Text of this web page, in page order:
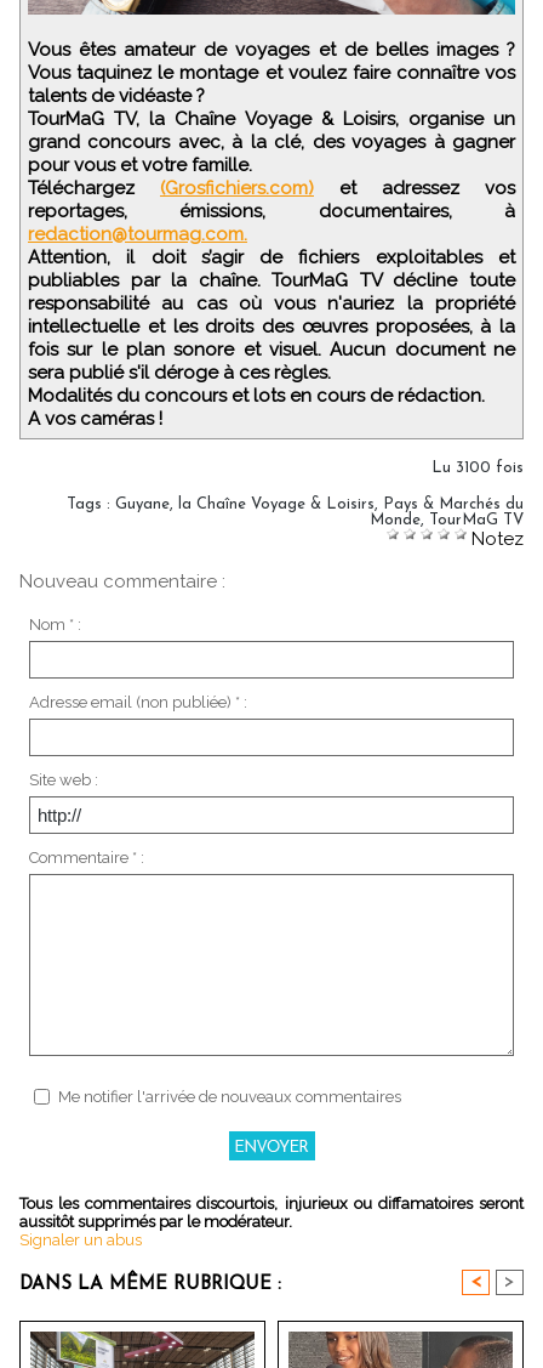
Vous êtes amateur de voyages et de belles images ?
Vous taquinez le montage et voulez faire connaître vos
talents de vidéaste ?
TourMaG TV, la Chaîne Voyage & Loisirs, organise un
grand concours avec, à la clé, des voyages à gagner
pour vous et votre famille.
Téléchargez
(Grosfichiers.com)
et adressez vos
reportages, émissions, documentaires, à
redaction@tourmag.com.
Attention, il doit s’agir de fichiers exploitables et
publiables par la chaîne. TourMaG TV décline toute
responsabilité au cas où vous n'auriez la propriété
intellectuelle et les droits des œuvres proposées, à la
fois sur le plan sonore et visuel. Aucun document ne
sera publié s'il déroge à ces règles.
Modalités du concours et lots en cours de rédaction.
A vos caméras !
Lu 3100 fois
Tags : Guyane, la Chaîne Voyage & Loisirs,
Pays & Marchés du
Monde, TourMaG TV
Notez
Nouveau commentaire :
Nom * :
Adresse email (non publiée) * :
Site web :
Commentaire * :
Me notifier l'arrivée de nouveaux commentaires
Tous les commentaires discourtois, injurieux ou diffamatoires seront
aussitôt supprimés par le modérateur.
Signaler un abus
DANS LA MÊME RUBRIQUE : < >